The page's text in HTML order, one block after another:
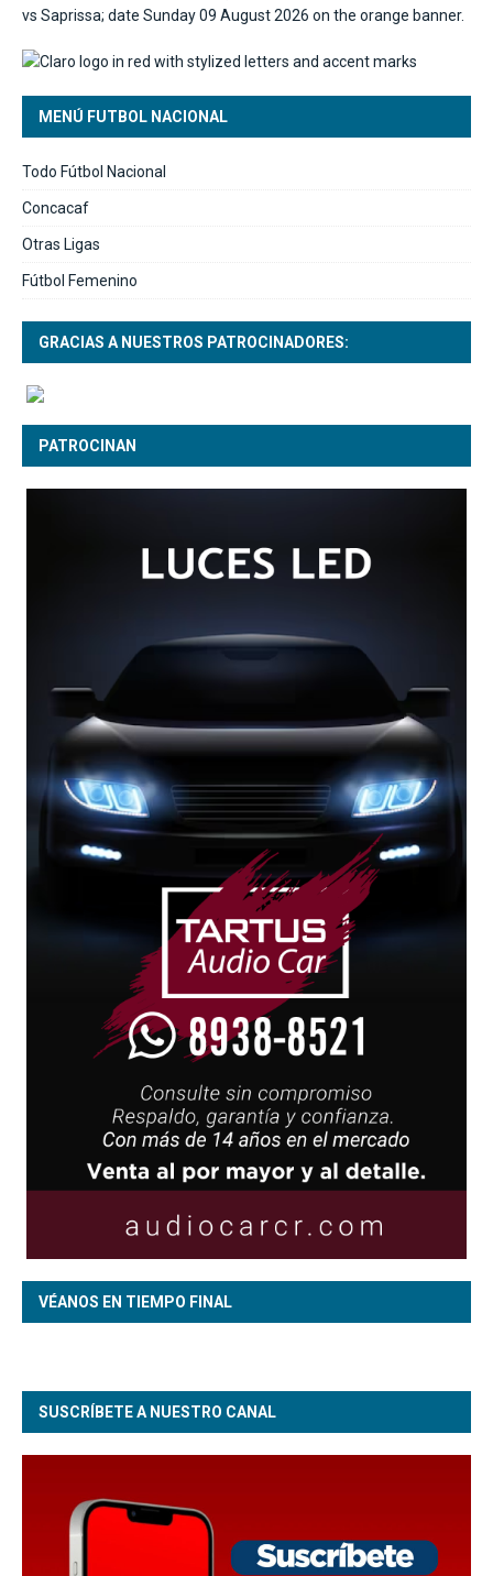
MENÚ FUTBOL NACIONAL
Todo Fútbol Nacional
Concacaf
Otras Ligas
Fútbol Femenino
GRACIAS A NUESTROS PATROCINADORES:
PATROCINAN
VÉANOS EN TIEMPO FINAL
SUSCRÍBETE A NUESTRO CANAL